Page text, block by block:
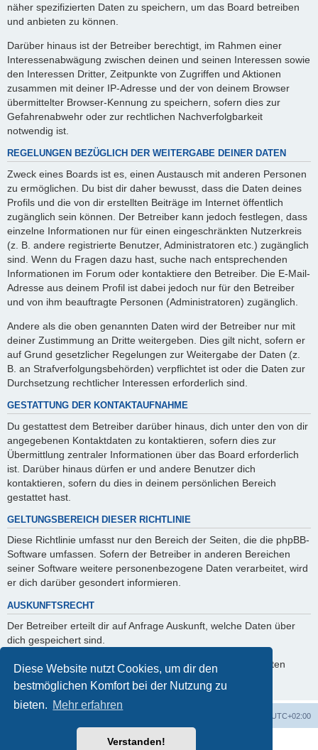
Diese Website nutzt Cookies, um dir den
bestmöglichen Komfort bei der Nutzung zu
bieten. Mehr erfahren
Verstanden!
näher spezifizierten Daten zu speichern, um das Board betreiben
und anbieten zu können.
Darüber hinaus ist der Betreiber berechtigt, im Rahmen einer
Interessenabwägung zwischen deinen und seinen Interessen sowie
den Interessen Dritter, Zeitpunkte von Zugriffen und Aktionen
zusammen mit deiner IP-Adresse und der von deinem Browser
übermittelter Browser-Kennung zu speichern, sofern dies zur
Gefahrenabwehr oder zur rechtlichen Nachverfolgbarkeit
notwendig ist.
REGELUNGEN BEZÜGLICH DER WEITERGABE DEINER DATEN
Zweck eines Boards ist es, einen Austausch mit anderen Personen
zu ermöglichen. Du bist dir daher bewusst, dass die Daten deines
Profils und die von dir erstellten Beiträge im Internet öffentlich
zugänglich sein können. Der Betreiber kann jedoch festlegen, dass
einzelne Informationen nur für einen eingeschränkten Nutzerkreis
(z. B. andere registrierte Benutzer, Administratoren etc.) zugänglich
sind. Wenn du Fragen dazu hast, suche nach entsprechenden
Informationen im Forum oder kontaktiere den Betreiber. Die E-Mail-
Adresse aus deinem Profil ist dabei jedoch nur für den Betreiber
und von ihm beauftragte Personen (Administratoren) zugänglich.
Andere als die oben genannten Daten wird der Betreiber nur mit
deiner Zustimmung an Dritte weitergeben. Dies gilt nicht, sofern er
auf Grund gesetzlicher Regelungen zur Weitergabe der Daten (z.
B. an Strafverfolgungsbehörden) verpflichtet ist oder die Daten zur
Durchsetzung rechtlicher Interessen erforderlich sind.
GESTATTUNG DER KONTAKTAUFNAHME
Du gestattest dem Betreiber darüber hinaus, dich unter den von dir
angegebenen Kontaktdaten zu kontaktieren, sofern dies zur
Übermittlung zentraler Informationen über das Board erforderlich
ist. Darüber hinaus dürfen er und andere Benutzer dich
kontaktieren, sofern du dies in deinem persönlichen Bereich
gestattet hast.
GELTUNGSBEREICH DIESER RICHTLINIE
Diese Richtlinie umfasst nur den Bereich der Seiten, die die phpBB-
Software umfassen. Sofern der Betreiber in anderen Bereichen
seiner Software weitere personenbezogene Daten verarbeitet, wird
er dich darüber gesondert informieren.
AUSKUNFTSRECHT
Der Betreiber erteilt dir auf Anfrage Auskunft, welche Daten über
dich gespeichert sind.
Du kannst jederzeit die Löschung bzw. Sperrung deiner Daten
verlangen. Kontaktiere hierzu bitte den Betreiber.
UTC+02:00
Powered byphpBB® Forum Software © phpBB Limited